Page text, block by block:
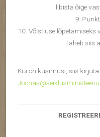
libista õige
9.
10. Võistluse lõpetamiseks
läheb siis
Kui on küsimusi, siis kirjuta